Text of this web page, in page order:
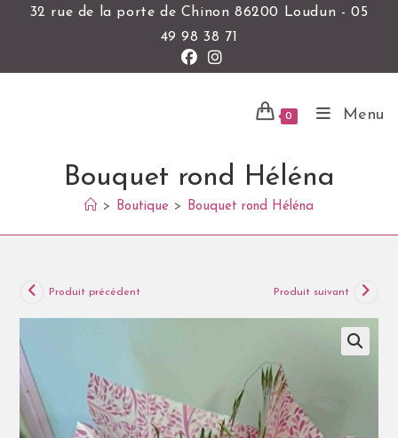
32 rue de la porte de Chinon 86200 Loudun - 05
49 98 38 71
0 Menu
Bouquet rond Héléna
> Boutique > Bouquet rond Héléna
Produit précédent Produit suivant